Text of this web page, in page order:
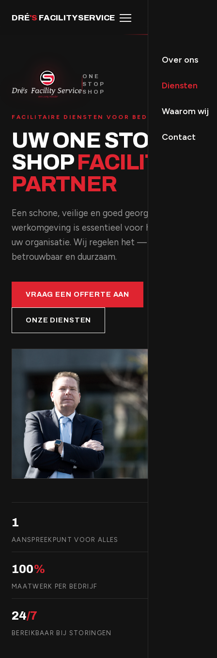
DRÉ'S FACILITY SERVICE
Over ons
Diensten
Waarom wij
Contact
ONE
STOP
SHOP
FACILITAIRE DIENSTEN VOOR BEDRIJVEN
UW ONE STOP
SHOPFACILITAIR
PARTNER
Een schone, veilige en goed georganiseerde
werkomgeving is essentieel voor het succes van
uw organisatie. Wij regelen het — op maat,
betrouwbaar en duurzaam.
VRAAG EEN OFFERTE AAN
ONZE DIENSTEN
1
AANSPREEKPUNT VOOR ALLES
100%
MAATWERK PER BEDRIJF
24/7
BEREIKBAAR BIJ STORINGEN